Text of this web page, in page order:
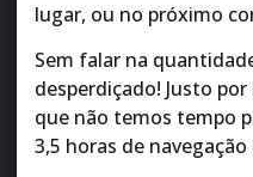
lugar, ou no próximo
Sem falar na
desperdiçado! Justo
que não temos tempo
3,5 horas de